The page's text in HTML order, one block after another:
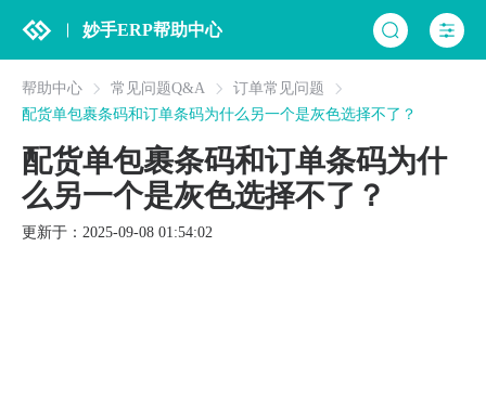
妙手ERP帮助中心
帮助中心 常见问题Q&A
订单常见问题
配货单包裹条码和订单条码为什么另一个是灰色选择不了？
配货单包裹条码和订单条码为什
么另一个是灰色选择不了？
更新于：2025-09-08 01:54:02